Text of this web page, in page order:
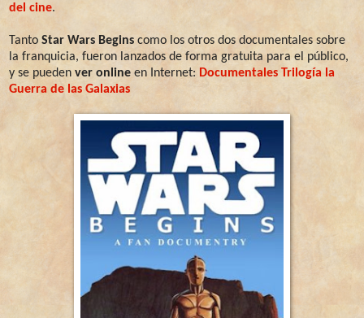
del cine.
Tanto Star Wars Begins como los otros dos documentales sobre
la franquicia, fueron lanzados de forma gratuita para el público,
y se pueden ver online en Internet: Documentales Trilogía la
Guerra de las Galaxias